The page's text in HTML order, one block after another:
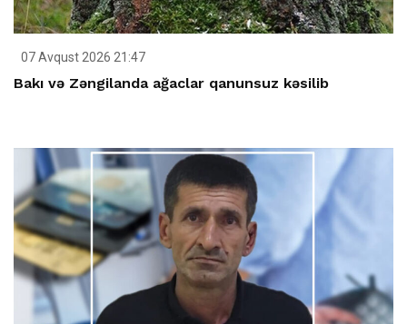
07 Avqust 2026 21:47
Bakı və Zəngilanda ağaclar qanunsuz kəsilib